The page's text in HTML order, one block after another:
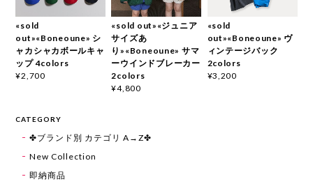
«sold
out»«Boneoune» シ
ャカシャカボールキャ
ップ 4colors
¥2,700
«sold out»«ジュニア
サイズあ
り»«Boneoune» サマ
ーウインドブレーカー
2colors
¥4,800
«sold
out»«Boneoune» ヴ
ィンテージバック
2colors
¥3,200
CATEGORY
✤ブランド別 カテゴリ A→Z✤
New Collection
即納商品